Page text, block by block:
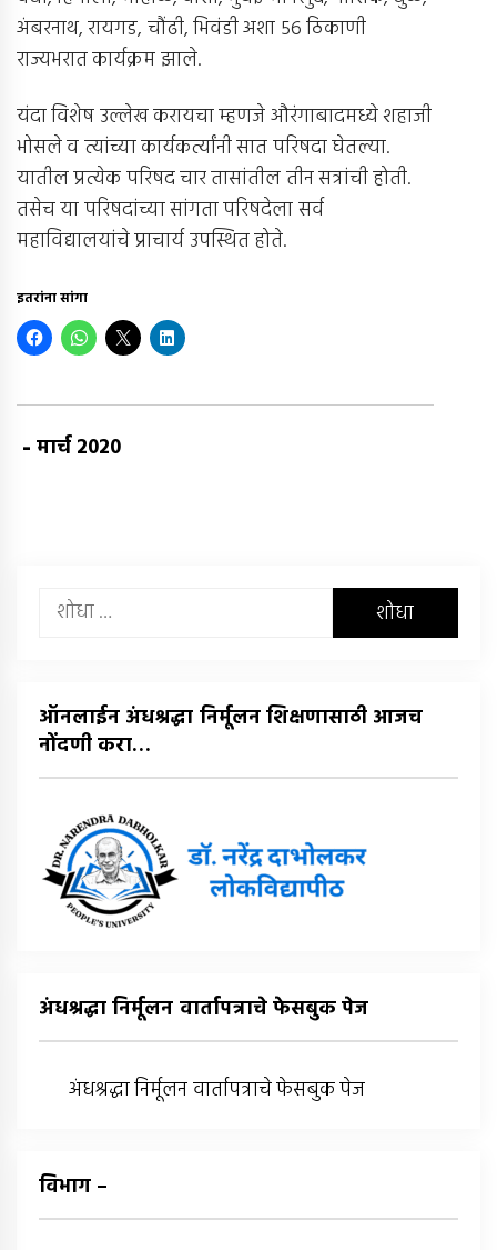
अंबरनाथ, रायगड, चौंढी, भिवंडी अशा 56 ठिकाणी
राज्यभरात कार्यक्रम झाले.
यंदा विशेष उल्लेख करायचा म्हणजे औरंगाबादमध्ये शहाजी
भोसले व त्यांच्या कार्यकर्त्यांनी सात परिषदा घेतल्या.
यातील प्रत्येक परिषद चार तासांतील तीन सत्रांची होती.
तसेच या परिषदांच्या सांगता परिषदेला सर्व
महाविद्यालयांचे प्राचार्य उपस्थित होते.
इतरांना सांगा
- मार्च 2020
यांचा
ऑनलाईन अंधश्रद्धा निर्मूलन शिक्षणासाठी आजच
नोंदणी करा…
अंधश्रद्धा निर्मूलन वार्तापत्राचे फेसबुक पेज
अंधश्रद्धा निर्मूलन वार्तापत्राचे फेसबुक पेज
विभाग –